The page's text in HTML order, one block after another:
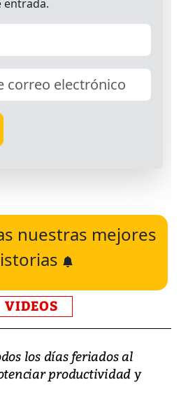
nuestras mejores
VIDEOS
los días feriados al
productividad y